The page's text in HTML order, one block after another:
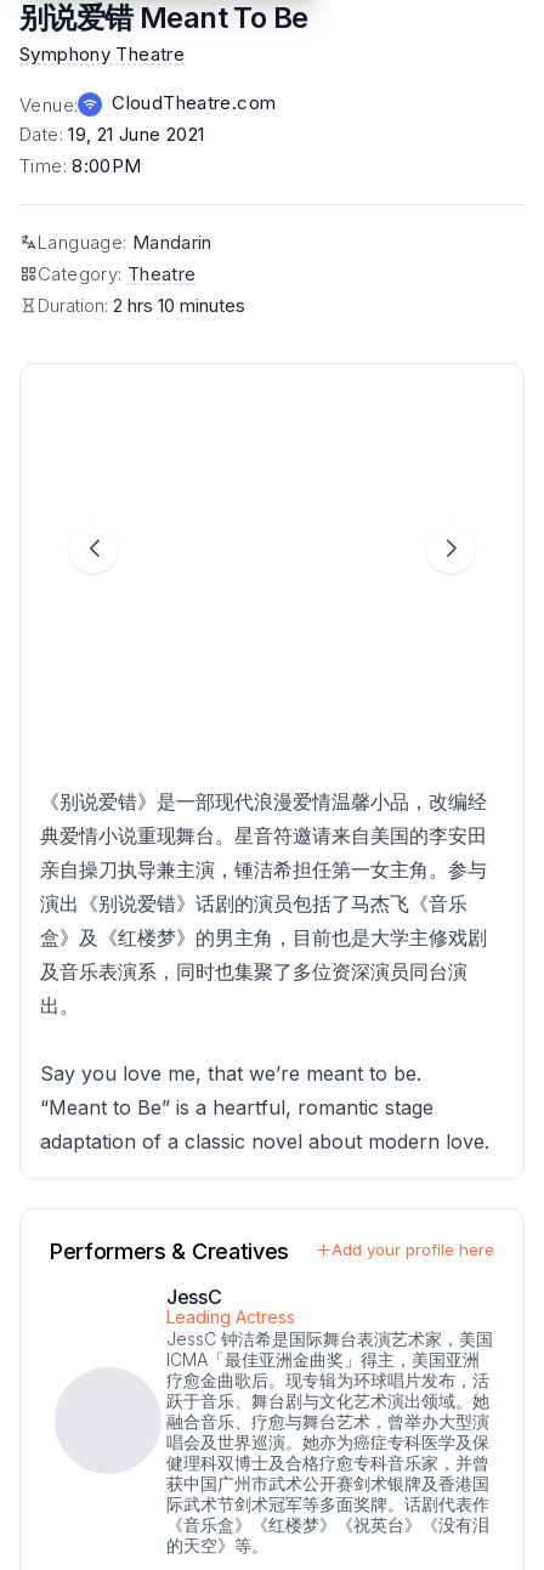
别说爱错 Meant To Be
Symphony Theatre
Venue:
CloudTheatre.com
Date:19, 21 June 2021
Time:8:00PM
Language: Mandarin
Category: Theatre
Duration: 2 hrs 10 minutes
《别说爱错》是一部现代浪漫爱情温馨小品，改编经
典爱情小说重现舞台。星音符邀请来自美国的李安田
亲自操刀执导兼主演，锺洁希担任第一女主角。参与
演出《别说爱错》话剧的演员包括了马杰飞《音乐
盒》及《红楼梦》的男主角，目前也是大学主修戏剧
及音乐表演系，同时也集聚了多位资深演员同台演
出。
Say you love me, that we’re meant to be.
“Meant to Be” is a heartful, romantic stage
adaptation of a classic novel about modern love.
Performers & Creatives Add your profile here
JessC
Leading Actress
JessC 钟洁希是国际舞台表演艺术家，美国
ICMA「最佳亚洲金曲奖」得主，美国亚洲
疗愈金曲歌后。现专辑为环球唱片发布，活
跃于音乐、舞台剧与文化艺术演出领域。她
融合音乐、疗愈与舞台艺术，曾举办大型演
唱会及世界巡演。她亦为癌症专科医学及保
健理科双博士及合格疗愈专科音乐家，并曾
获中国广州市武术公开赛剑术银牌及香港国
际武术节剑术冠军等多面奖牌。话剧代表作
《音乐盒》《红楼梦》《祝英台》《没有泪
的天空》等。